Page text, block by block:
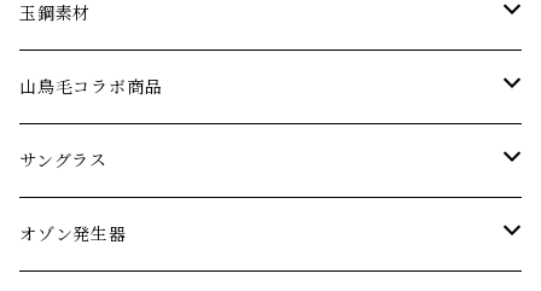
オパール
ガーネット
デマントイドガーネット
サファイア
シトリン
ブレスレット･バングル
ピアス･イヤリング
ルース(ストーン)
アニバーサリー 記念日ジュエリー
婚約指輪 エンゲージリング
結婚記念日のジュエリー
厄年厄除けのお守りに…
1月の誕生石【ガーネット】
２月の誕生石【アメジスト】
３月の誕生石【アクアマリン】
４月の誕生石【ダイヤモンド】
玉鋼素材
ネックレス
山鳥毛コラボ商品
サングラス
オゾン発生器
サングラス
山鳥毛モデルサングラス
オゾン発生器